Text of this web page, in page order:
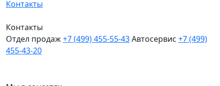
Контакты
Контакты
Отдел продаж+7 (499) 455-55-43Автосервис +7 (499)
455-43-20